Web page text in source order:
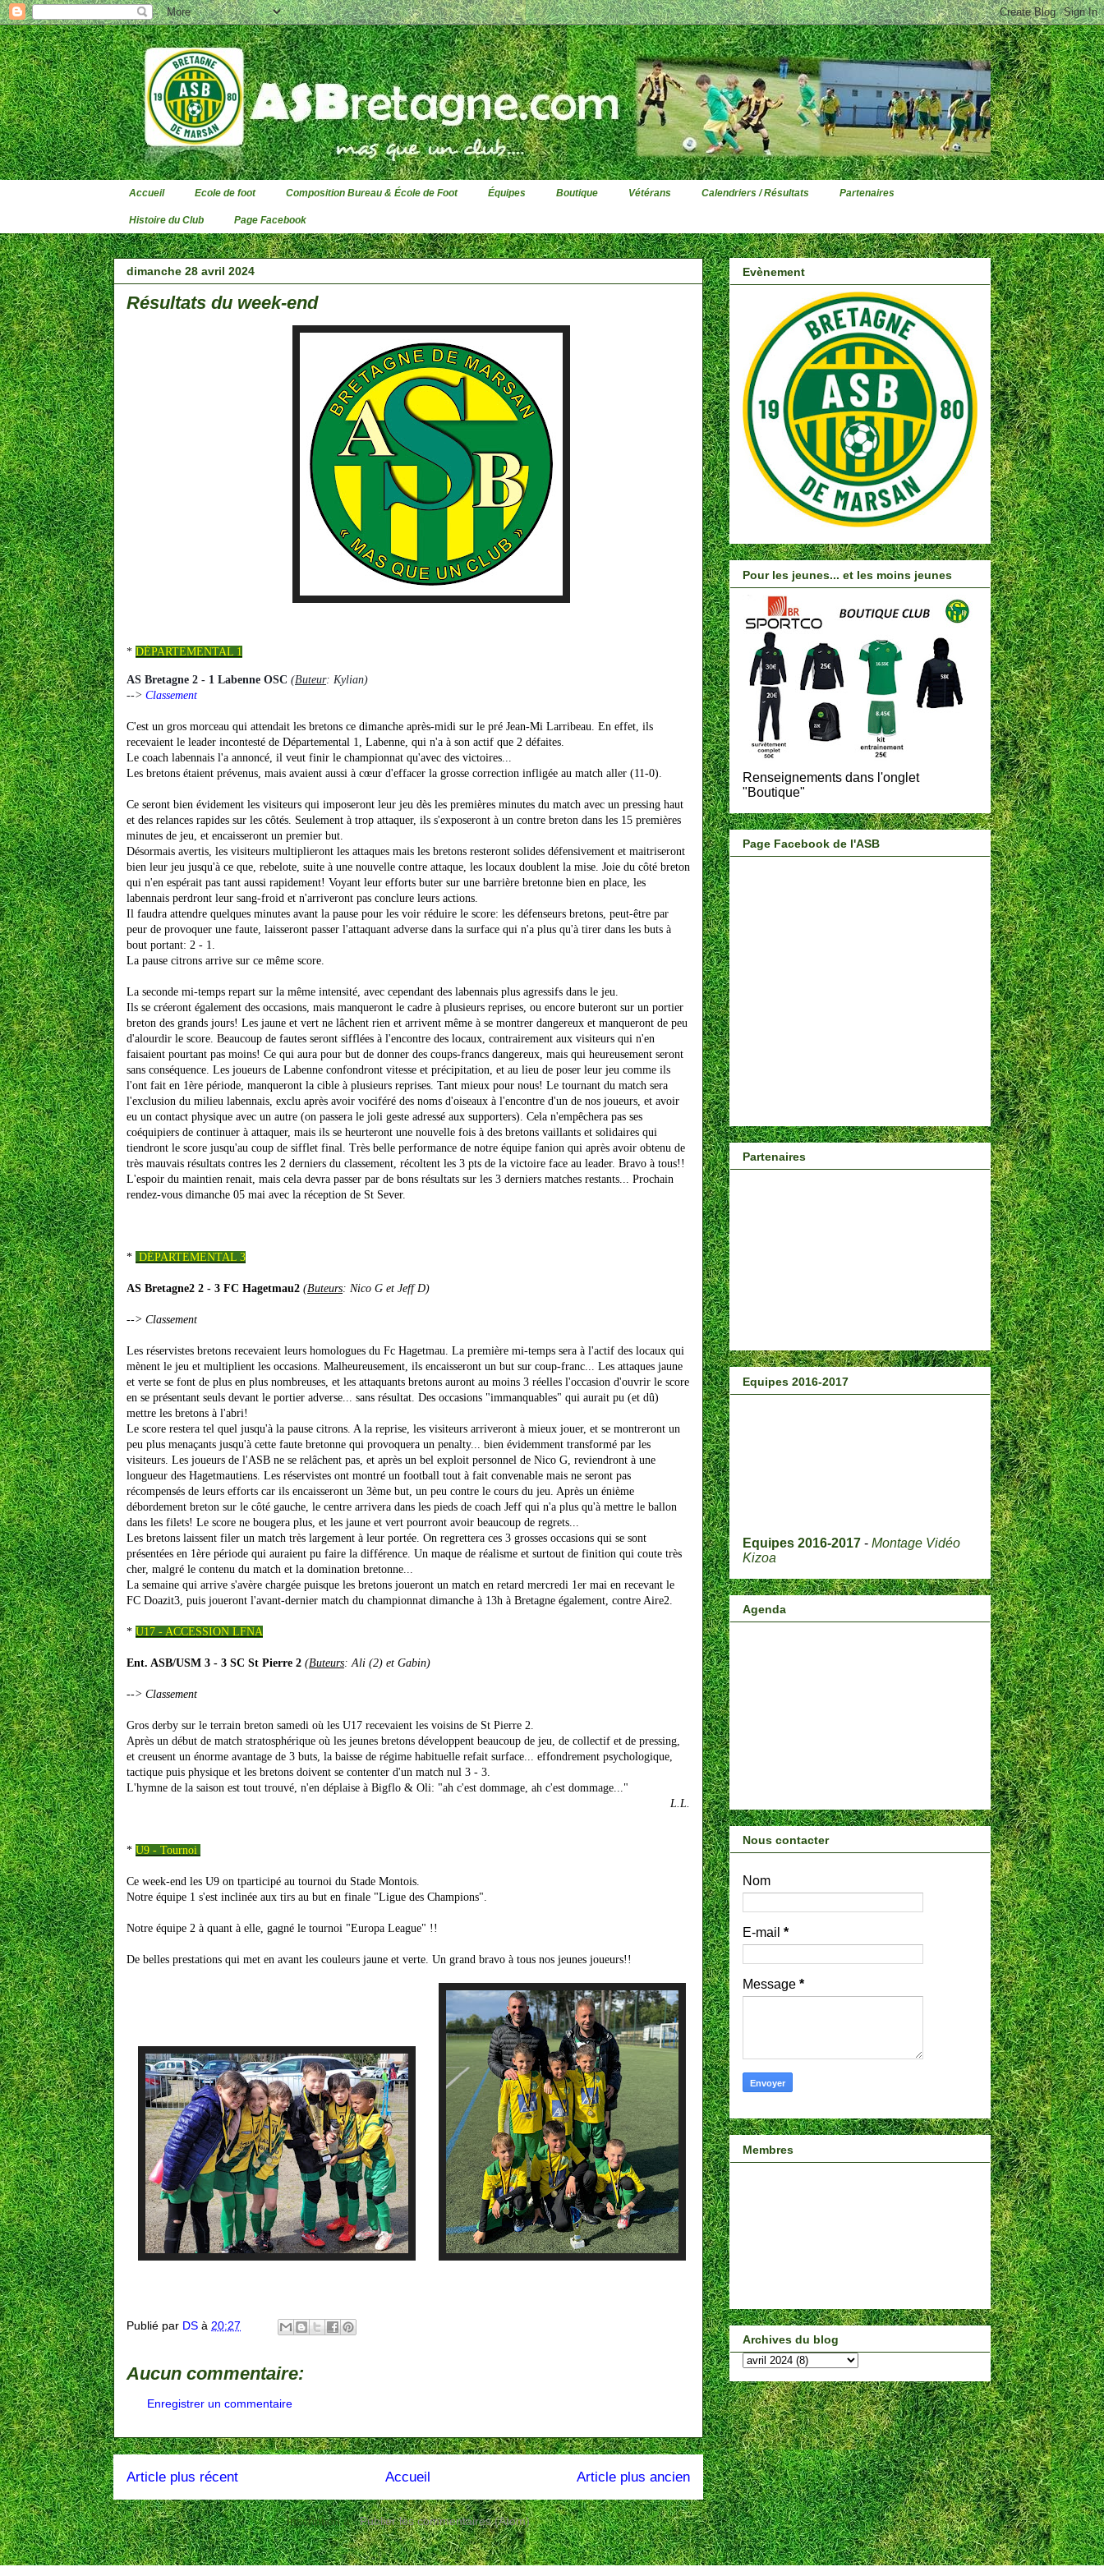
Accueil Ecole de foot Composition Bureau & École de Foot Équipes Boutique Vétérans Calendriers / Résultats Partenaires
Histoire du Club Page Facebook
dimanche 28 avril 2024
Résultats du week-end
* DÉPARTEMENTAL 1
AS Bretagne 2 - 1 Labenne OSC (Buteur: Kylian)
--> Classement
C'est un gros morceau qui attendait les bretons ce dimanche après-midi sur le pré Jean-Mi Larribeau. En effet, ils
recevaient le leader incontesté de Départemental 1, Labenne, qui n'a à son actif que 2 défaites.
Le coach labennais l'a annoncé, il veut finir le championnat qu'avec des victoires...
Les bretons étaient prévenus, mais avaient aussi à cœur d'effacer la grosse correction infligée au match aller (11-0).
Ce seront bien évidement les visiteurs qui imposeront leur jeu dès les premières minutes du match avec un pressing haut
et des relances rapides sur les côtés. Seulement à trop attaquer, ils s'exposeront à un contre breton dans les 15 premières
minutes de jeu, et encaisseront un premier but.
Désormais avertis, les visiteurs multiplieront les attaques mais les bretons resteront solides défensivement et maitriseront
bien leur jeu jusqu'à ce que, rebelote, suite à une nouvelle contre attaque, les locaux doublent la mise. Joie du côté breton
qui n'en espérait pas tant aussi rapidement! Voyant leur efforts buter sur une barrière bretonne bien en place, les
labennais perdront leur sang-froid et n'arriveront pas conclure leurs actions.
Il faudra attendre quelques minutes avant la pause pour les voir réduire le score: les défenseurs bretons, peut-être par
peur de provoquer une faute, laisseront passer l'attaquant adverse dans la surface qui n'a plus qu'à tirer dans les buts à
bout portant: 2 - 1.
La pause citrons arrive sur ce même score.
La seconde mi-temps repart sur la même intensité, avec cependant des labennais plus agressifs dans le jeu.
Ils se créeront également des occasions, mais manqueront le cadre à plusieurs reprises, ou encore buteront sur un portier
breton des grands jours! Les jaune et vert ne lâchent rien et arrivent même à se montrer dangereux et manqueront de peu
d'alourdir le score. Beaucoup de fautes seront sifflées à l'encontre des locaux, contrairement aux visiteurs qui n'en
faisaient pourtant pas moins! Ce qui aura pour but de donner des coups-francs dangereux, mais qui heureusement seront
sans conséquence. Les joueurs de Labenne confondront vitesse et précipitation, et au lieu de poser leur jeu comme ils
l'ont fait en 1ère période, manqueront la cible à plusieurs reprises. Tant mieux pour nous! Le tournant du match sera
l'exclusion du milieu labennais, exclu après avoir vociféré des noms d'oiseaux à l'encontre d'un de nos joueurs, et avoir
eu un contact physique avec un autre (on passera le joli geste adressé aux supporters). Cela n'empêchera pas ses
coéquipiers de continuer à attaquer, mais ils se heurteront une nouvelle fois à des bretons vaillants et solidaires qui
tiendront le score jusqu'au coup de sifflet final. Très belle performance de notre équipe fanion qui après avoir obtenu de
très mauvais résultats contres les 2 derniers du classement, récoltent les 3 pts de la victoire face au leader. Bravo à tous!!
L'espoir du maintien renait, mais cela devra passer par de bons résultats sur les 3 derniers matches restants... Prochain
rendez-vous dimanche 05 mai avec la réception de St Sever.
* DÉPARTEMENTAL 3
AS Bretagne2 2 - 3 FC Hagetmau2 (Buteurs: Nico G et Jeff D)
--> Classement
Les réservistes bretons recevaient leurs homologues du Fc Hagetmau. La première mi-temps sera à l'actif des locaux qui
mènent le jeu et multiplient les occasions. Malheureusement, ils encaisseront un but sur coup-franc... Les attaques jaune
et verte se font de plus en plus nombreuses, et les attaquants bretons auront au moins 3 réelles l'occasion d'ouvrir le score
en se présentant seuls devant le portier adverse... sans résultat. Des occasions "immanquables" qui aurait pu (et dû)
mettre les bretons à l'abri!
Le score restera tel quel jusqu'à la pause citrons. A la reprise, les visiteurs arriveront à mieux jouer, et se montreront un
peu plus menaçants jusqu'à cette faute bretonne qui provoquera un penalty... bien évidemment transformé par les
visiteurs. Les joueurs de l'ASB ne se relâchent pas, et après un bel exploit personnel de Nico G, reviendront à une
longueur des Hagetmautiens. Les réservistes ont montré un football tout à fait convenable mais ne seront pas
récompensés de leurs efforts car ils encaisseront un 3ème but, un peu contre le cours du jeu. Après un énième
débordement breton sur le côté gauche, le centre arrivera dans les pieds de coach Jeff qui n'a plus qu'à mettre le ballon
dans les filets! Le score ne bougera plus, et les jaune et vert pourront avoir beaucoup de regrets...
Les bretons laissent filer un match très largement à leur portée. On regrettera ces 3 grosses occasions qui se sont
présentées en 1ère période qui auraient pu faire la différence. Un maque de réalisme et surtout de finition qui coute très
cher, malgré le contenu du match et la domination bretonne...
La semaine qui arrive s'avère chargée puisque les bretons joueront un match en retard mercredi 1er mai en recevant le
FC Doazit3, puis joueront l'avant-dernier match du championnat dimanche à 13h à Bretagne également, contre Aire2.
* U17 - ACCESSION LFNA
Ent. ASB/USM 3 - 3 SC St Pierre 2 (Buteurs: Ali (2) et Gabin)
--> Classement
Gros derby sur le terrain breton samedi où les U17 recevaient les voisins de St Pierre 2.
Après un début de match stratosphérique où les jeunes bretons développent beaucoup de jeu, de collectif et de pressing,
et creusent un énorme avantage de 3 buts, la baisse de régime habituelle refait surface... effondrement psychologique,
tactique puis physique et les bretons doivent se contenter d'un match nul 3 - 3.
L'hymne de la saison est tout trouvé, n'en déplaise à Bigflo & Oli: "ah c'est dommage, ah c'est dommage..."
L.L.
* U9 - Tournoi
Ce week-end les U9 on tparticipé au tournoi du Stade Montois.
Notre équipe 1 s'est inclinée aux tirs au but en finale "Ligue des Champions".
Notre équipe 2 à quant à elle, gagné le tournoi "Europa League" !!
De belles prestations qui met en avant les couleurs jaune et verte. Un grand bravo à tous nos jeunes joueurs!!
Publié par DS à 20:27
Aucun commentaire:
Enregistrer un commentaire
Article plus récent Article plus ancien
Accueil
Inscription à :Publier les commentaires (Atom)
Evènement
Pour les jeunes... et les moins jeunes
Renseignements dans l'onglet
"Boutique"
Page Facebook de l'ASB
Partenaires
Equipes 2016-2017
Equipes 2016-2017 - Montage Vidéo
Kizoa
Agenda
Nous contacter
Nom
E-mail *
Message *
Membres
Archives du blog